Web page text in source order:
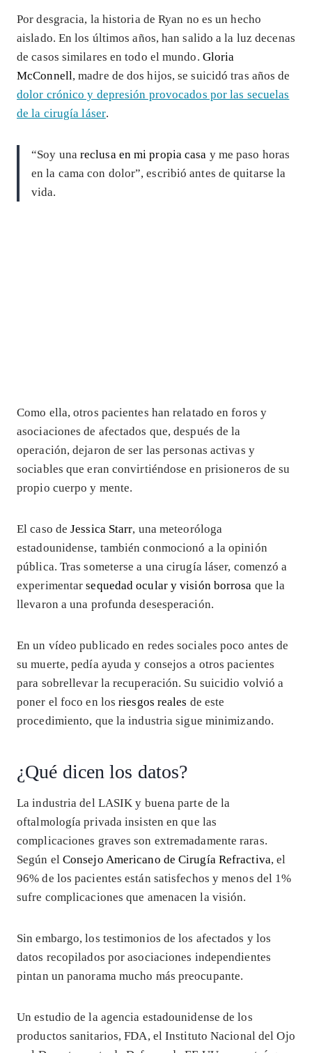
Por desgracia, la historia de Ryan no es un hecho
aislado. En los últimos años, han salido a la luz decenas
de casos similares en todo el mundo. Gloria
McConnell, madre de dos hijos, se suicidó tras años de
dolor crónico y depresión provocados por las secuelas
de la cirugía láser.
“Soy una reclusa en mi propia casa y me paso horas
en la cama con dolor”, escribió antes de quitarse la
vida.
Como ella, otros pacientes han relatado en foros y
asociaciones de afectados que, después de la
operación, dejaron de ser las personas activas y
sociables que eran convirtiéndose en prisioneros de su
propio cuerpo y mente.
El caso deJessica Starr, una meteoróloga
estadounidense, también conmocionó a la opinión
pública. Tras someterse a una cirugía láser, comenzó a
experimentarsequedad ocular y visión borrosa que la
llevaron a una profunda desesperación.
En un vídeo publicado en redes sociales poco antes de
su muerte, pedía ayuda y consejos a otros pacientes
para sobrellevar la recuperación. Su suicidio volvió a
poner el foco en losriesgos reales de este
procedimiento, que la industria sigue minimizando.
¿Qué dicen los datos?
La industria del LASIK y buena parte de la
oftalmología privada insisten en que las
complicaciones graves son extremadamente raras.
Según el Consejo Americano de Cirugía Refractiva, el
96% de los pacientes están satisfechos y menos del 1%
sufre complicaciones que amenacen la visión.
Sin embargo, los testimonios de los afectados y los
datos recopilados por asociaciones independientes
pintan un panorama mucho más preocupante.
Un estudio de la agencia estadounidense de los
productos sanitarios, FDA, el Instituto Nacional del Ojo